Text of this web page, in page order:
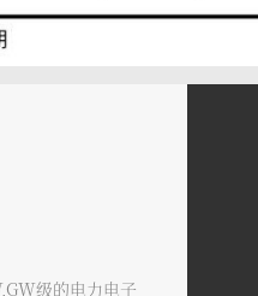
级的电力电子